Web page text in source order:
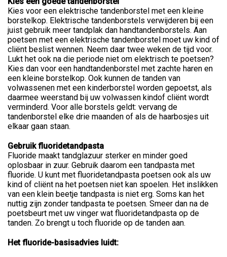
Kies voor een elektrische tandenborstel met een kleine
borstelkop. Elektrische tandenborstels verwijderen bij een
juist gebruik meer tandplak dan handtandenborstels. Aan
poetsen met een elektrische tandenborstel moet uw kind of
cliënt beslist wennen. Neem daar twee weken de tijd voor.
Lukt het ook na die periode niet om elektrisch te poetsen?
Kies dan voor een handtandenborstel met zachte haren en
een kleine borstelkop. Ook kunnen de tanden van
volwassenen met een kinderborstel worden gepoetst, als
daarmee weerstand bij uw volwassen kindof cliënt wordt
verminderd. Voor alle borstels geldt: vervang de
tandenborstel elke drie maanden of als de haarbosjes uit
elkaar gaan staan.
Gebruik fluoridetandpasta
Fluoride maakt tandglazuur sterker en minder goed
oplosbaar in zuur. Gebruik daarom een tandpasta met
fluoride. U kunt met fluoridetandpasta poetsen ook als uw
kind of cliënt na het poetsen niet kan spoelen. Het inslikken
van een klein beetje tandpasta is niet erg. Soms kan het
nuttig zijn zonder tandpasta te poetsen. Smeer dan na de
poetsbeurt met uw vinger wat fluoridetandpasta op de
tanden. Zo brengt u toch fluoride op de tanden aan.
Het fluoride-basisadvies luidt: